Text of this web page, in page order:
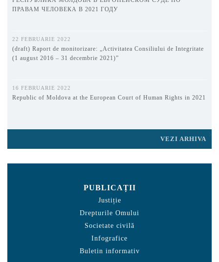
ПРАВАМ ЧЕЛОВЕКА В 2021 ГОДУ
22 FEBRUARIE 2022
(draft) Raport de monitorizare: „Activitatea Consiliului de Integritate
(1 august 2016 – 31 decembrie 2021)”
16 FEBRUARIE 2022
Republic of Moldova at the European Court of Human Rights in 2021
VEZI ARHIVA
PUBLICAȚII
Justiție
Drepturile Omului
Societate civilă
Infografice
Buletin informativ